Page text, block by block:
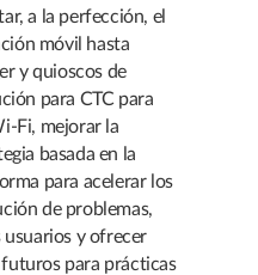
a la perfección, el
móvil hasta
y quioscos de
para CTC para
Fi, mejorar la
basada en la
para acelerar los
de problemas,
usuarios y ofrecer
para prácticas